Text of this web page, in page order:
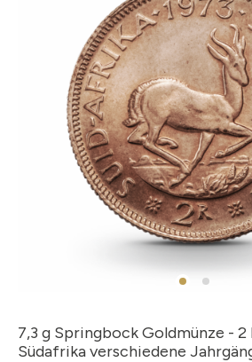
7,3 g Springbock Goldmünze - 2
Südafrika verschiedene